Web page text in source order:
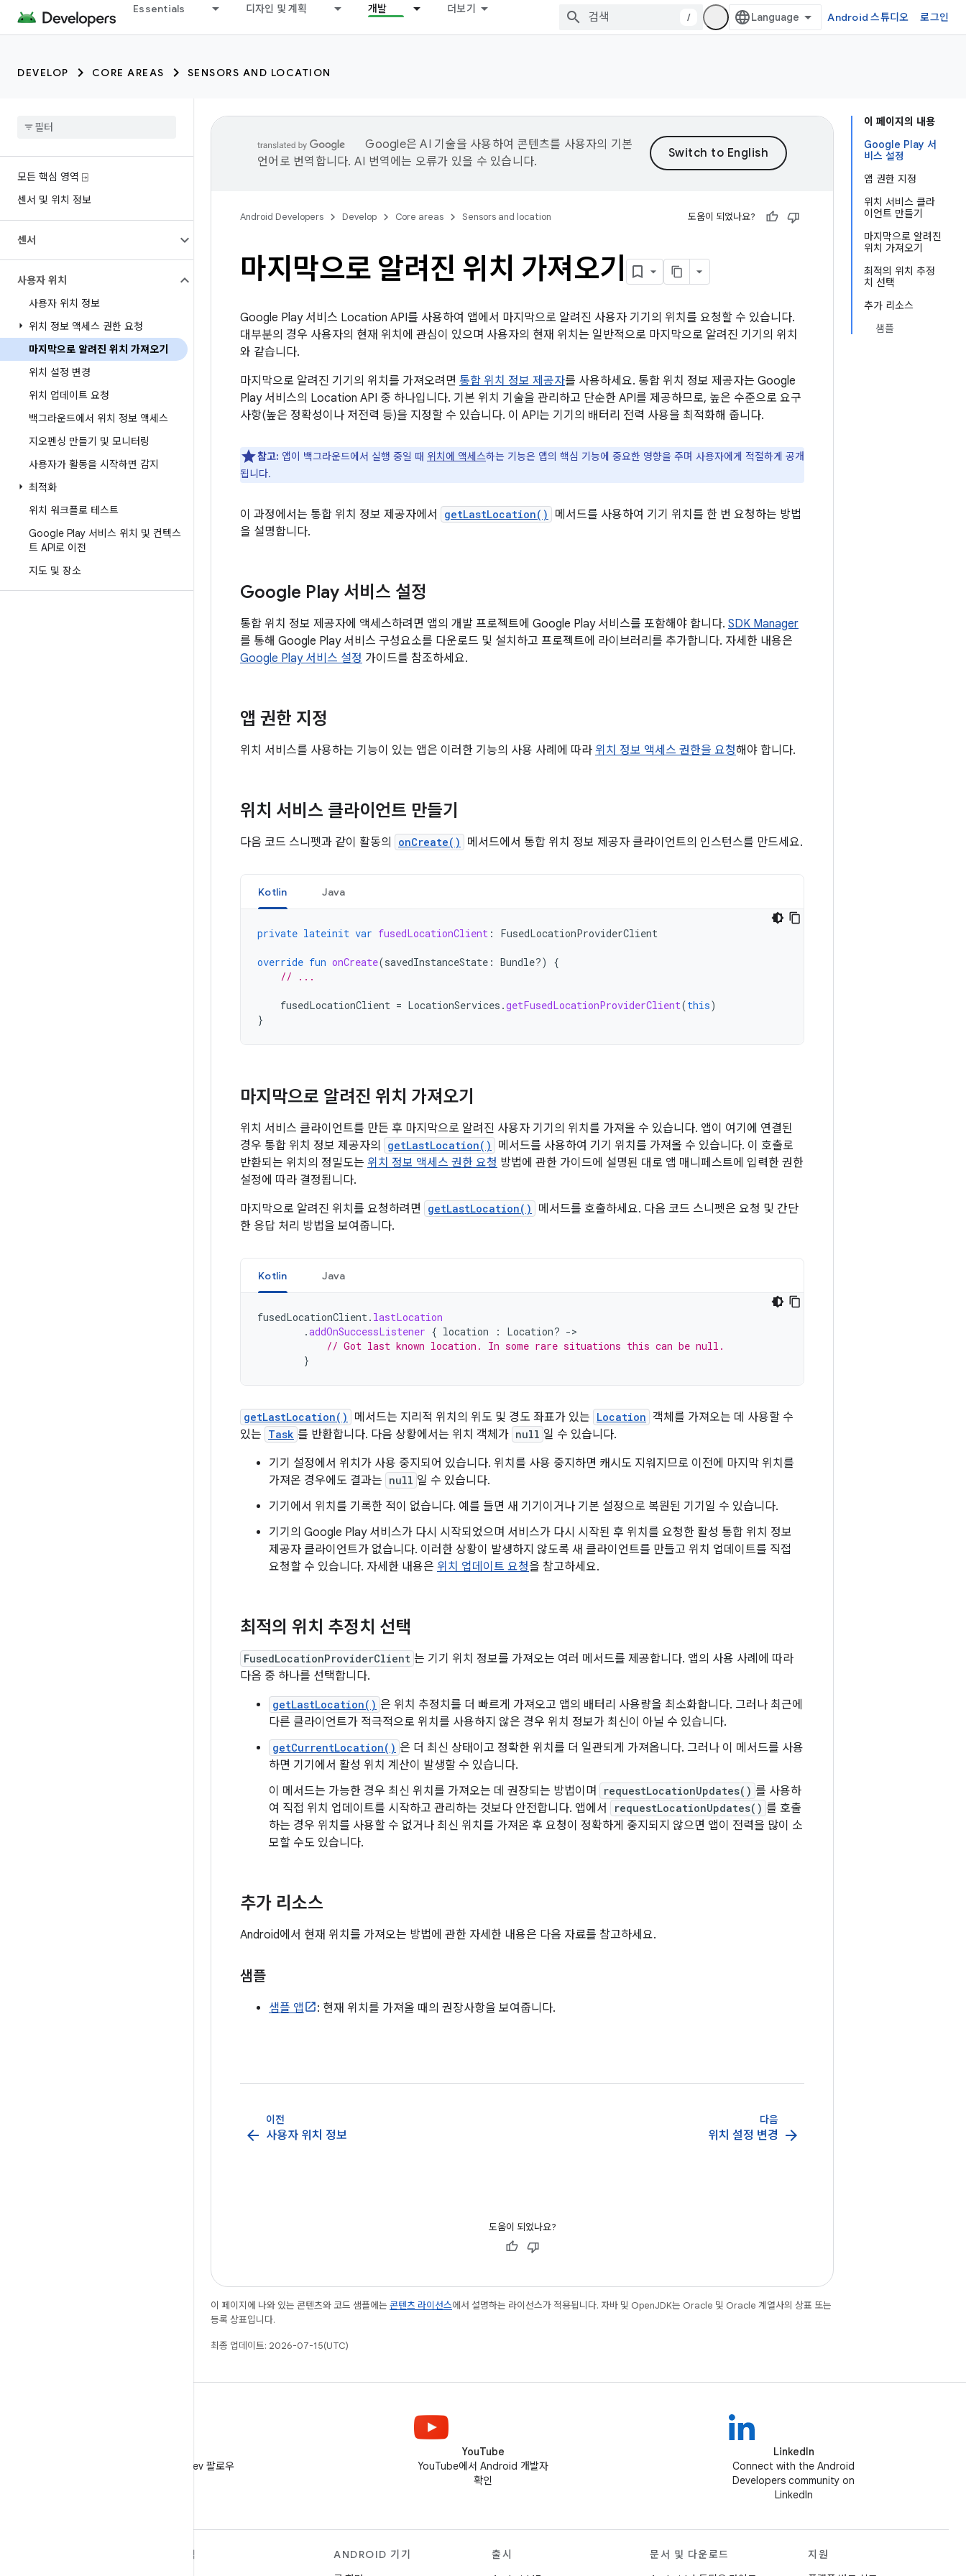
Essentials 디자인 및 계획 개발 더보기
/ Android 스튜디오 로그인
DEVELOP CORE AREAS SENSORS AND LOCATION
모든 핵심 영역 ⍈
센서 및 위치 정보
센서
사용자 위치
사용자 위치 정보
위치 정보 액세스 권한 요청
마지막으로 알려진 위치 가져오기
위치 설정 변경
위치 업데이트 요청
백그라운드에서 위치 정보 액세스
지오펜싱 만들기 및 모니터링
사용자가 활동을 시작하면 감지
최적화
위치 워크플로 테스트
Google Play 서비스 위치 및 컨텍스
트 API로 이전
지도 및 장소
이 페이지의 내용
Google Play 서
비스 설정
앱 권한 지정
위치 서비스 클라
이언트 만들기
마지막으로 알려진
위치 가져오기
최적의 위치 추정
치 선택
추가 리소스
샘플
Google은 AI 기술을 사용하여 콘텐츠를 사용자의 기본
언어로 번역합니다. AI 번역에는 오류가 있을 수 있습니다.
Android Developers Develop Core areas Sensors and location 도움이 되었나요?
마지막으로 알려진 위치 가져오기
Google Play 서비스 Location API를 사용하여 앱에서 마지막으로 알려진 사용자 기기의 위치를 요청할 수 있습니다.
대부분의 경우 사용자의 현재 위치에 관심이 있으며 사용자의 현재 위치는 일반적으로 마지막으로 알려진 기기의 위치
와 같습니다.
마지막으로 알려진 기기의 위치를 가져오려면 통합 위치 정보 제공자를 사용하세요. 통합 위치 정보 제공자는 Google
Play 서비스의 Location API 중 하나입니다. 기본 위치 기술을 관리하고 단순한 API를 제공하므로, 높은 수준으로 요구
사항(높은 정확성이나 저전력 등)을 지정할 수 있습니다. 이 API는 기기의 배터리 전력 사용을 최적화해 줍니다.
참고: 앱이 백그라운드에서 실행 중일 때 위치에 액세스하는 기능은 앱의 핵심 기능에 중요한 영향을 주며 사용자에게 적절하게 공개
됩니다.
이 과정에서는 통합 위치 정보 제공자에서 getLastLocation()
메서드를 사용하여 기기 위치를 한 번 요청하는 방법
을 설명합니다.
Google Play 서비스 설정
통합 위치 정보 제공자에 액세스하려면 앱의 개발 프로젝트에 Google Play 서비스를 포함해야 합니다. SDK Manager
를 통해 Google Play 서비스 구성요소를 다운로드 및 설치하고 프로젝트에 라이브러리를 추가합니다. 자세한 내용은
Google Play 서비스 설정 가이드를 참조하세요.
앱 권한 지정
위치 서비스를 사용하는 기능이 있는 앱은 이러한 기능의 사용 사례에 따라 위치 정보 액세스 권한을 요청해야 합니다.
위치 서비스 클라이언트 만들기
다음 코드 스니펫과 같이 활동의 onCreate() 메서드에서 통합 위치 정보 제공자 클라이언트의 인스턴스를 만드세요.
Kotlin Java
private lateinit var fusedLocationClient : FusedLocationProviderClient
override fun onCreate(savedInstanceState : Bundle?)
{
// ...
fusedLocationClient = LocationServices .getFusedLocationProviderClient(this)
}
마지막으로 알려진 위치 가져오기
위치 서비스 클라이언트를 만든 후 마지막으로 알려진 사용자 기기의 위치를 가져올 수 있습니다. 앱이 여기에 연결된
경우 통합 위치 정보 제공자의
getLastLocation()
메서드를 사용하여 기기 위치를 가져올 수 있습니다. 이 호출로
반환되는 위치의 정밀도는 위치 정보 액세스 권한 요청 방법에 관한 가이드에 설명된 대로 앱 매니페스트에 입력한 권한
설정에 따라 결정됩니다.
마지막으로 알려진 위치를 요청하려면
getLastLocation()
메서드를 호출하세요. 다음 코드 스니펫은 요청 및 간단
한 응답 처리 방법을 보여줍니다.
Kotlin Java
fusedLocationClient. lastLocation
.addOnSuccessListener { location : Location? -
// Got last known location. In some rare situations this can be null.
}
getLastLocation() 메서드는 지리적 위치의 위도 및 경도 좌표가 있는 Location 객체를 가져오는 데 사용할 수
있는 Task 를 반환합니다. 다음 상황에서는 위치 객체가 null 일 수 있습니다.
기기 설정에서 위치가 사용 중지되어 있습니다. 위치를 사용 중지하면 캐시도 지워지므로 이전에 마지막 위치를
가져온 경우에도 결과는 null 일 수 있습니다.
기기에서 위치를 기록한 적이 없습니다. 예를 들면 새 기기이거나 기본 설정으로 복원된 기기일 수 있습니다.
기기의 Google Play 서비스가 다시 시작되었으며 서비스가 다시 시작된 후 위치를 요청한 활성 통합 위치 정보
제공자 클라이언트가 없습니다. 이러한 상황이 발생하지 않도록 새 클라이언트를 만들고 위치 업데이트를 직접
요청할 수 있습니다. 자세한 내용은 위치 업데이트 요청을 참고하세요.
최적의 위치 추정치 선택
FusedLocationProviderClient 는 기기 위치 정보를 가져오는 여러 메서드를 제공합니다. 앱의 사용 사례에 따라
다음 중 하나를 선택합니다.
getLastLocation() 은 위치 추정치를 더 빠르게 가져오고 앱의 배터리 사용량을 최소화합니다. 그러나 최근에
다른 클라이언트가 적극적으로 위치를 사용하지 않은 경우 위치 정보가 최신이 아닐 수 있습니다.
getCurrentLocation() 은 더 최신 상태이고 정확한 위치를 더 일관되게 가져옵니다. 그러나 이 메서드를 사용
하면 기기에서 활성 위치 계산이 발생할 수 있습니다.
이 메서드는 가능한 경우 최신 위치를 가져오는 데 권장되는 방법이며
requestLocationUpdates() 를 사용하
여 직접 위치 업데이트를 시작하고 관리하는 것보다 안전합니다. 앱에서
requestLocationUpdates() 를 호출
하는 경우 위치를 사용할 수 없거나 최신 위치를 가져온 후 요청이 정확하게 중지되지 않으면 앱이 전력을 많이 소
모할 수도 있습니다.
추가 리소스
Android에서 현재 위치를 가져오는 방법에 관한 자세한 내용은 다음 자료를 참고하세요.
샘플
샘플 앱 : 현재 위치를 가져올 때의 권장사항을 보여줍니다.
이전
arrow_back 사용자 위치 정보
다음
위치 설정 변경 arrow_forward
도움이 되었나요?
이 페이지에 나와 있는 콘텐츠와 코드 샘플에는 콘텐츠 라이선스에서 설명하는 라이선스가 적용됩니다. 자바 및 OpenJDK는 Oracle 및 Oracle 계열사의 상표 또는
등록 상표입니다.
최종 업데이트: 2026-07-15(UTC)
X에서 @AndroidDev 팔로우
YouTube
YouTube에서 Android 개발자
확인
LinkedIn
Connect with the Android
Developers community on
LinkedIn
탐색
ANDROID 기기
출시
문서 및 다운로드
지원